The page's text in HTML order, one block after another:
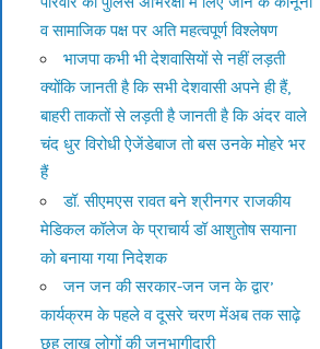
व सामाजिक पक्ष पर अति महत्वपूर्ण विश्लेषण
भाजपा कभी भी देशवासियों से नहीं लड़ती
क्योंकि जानती है कि सभी देशवासी अपने ही हैं,
बाहरी ताकतों से लड़ती है जानती है कि अंदर वाले
चंद धुर विरोधी ऐजेंडेबाज तो बस उनके मोहरे भर
हैं
डॉ. सीएमएस रावत बने श्रीनगर राजकीय
मेडिकल कॉलेज के प्राचार्य डॉ आशुतोष सयाना
को बनाया गया निदेशक
जन जन की सरकार-जन जन के द्वार’
कार्यक्रम के पहले व दूसरे चरण मेंअब तक साढ़े
छह लाख लोगों की जनभागीदारी